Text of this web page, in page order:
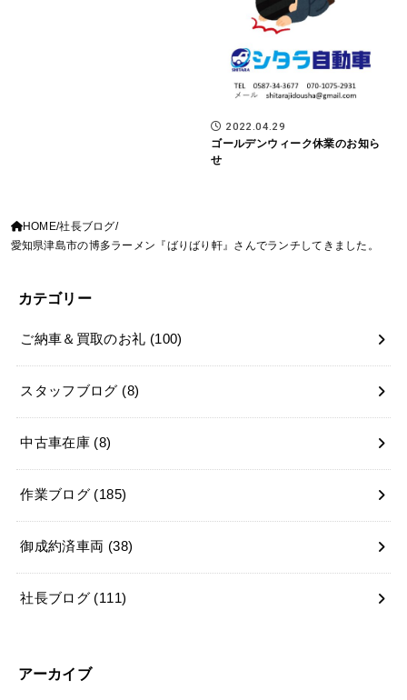
2022.04.29
ゴールデンウィーク休業のお知ら
せ
HOME 社長ブログ
愛知県津島市の博多ラーメン『ばりばり軒』さんでランチしてきました。
カテゴリー
ご納車＆買取のお礼 (100)
スタッフブログ (8)
中古車在庫 (8)
作業ブログ (185)
御成約済車両 (38)
社長ブログ (111)
アーカイブ